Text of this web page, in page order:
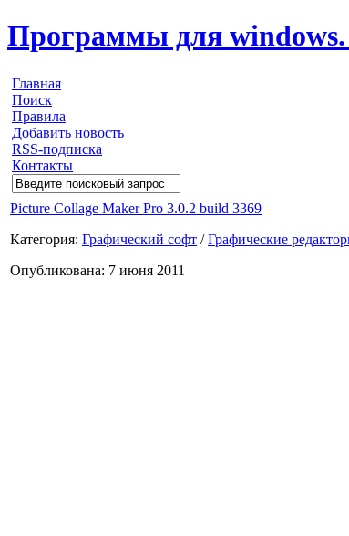
Программы для windows.
Главная
Поиск
Правила
Добавить новость
RSS-подписка
Контакты
Picture Collage Maker Pro 3.0.2 build 3369
Категория: Графический софт /Графические
Опубликована: 7 июня 2011